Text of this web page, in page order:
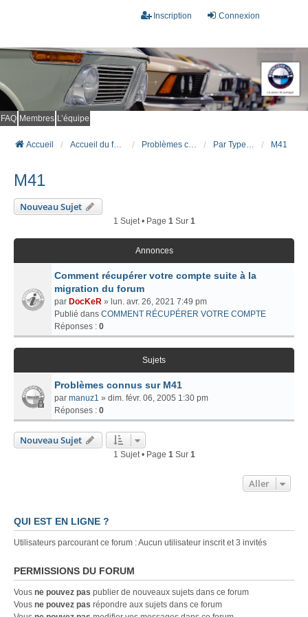
Connexion
Inscription
FAQ Membres L’équipe
Accueil Accueil du forum Problèmes connus et résolus (FAQ) Par Type Moteur (DIESEL) M41
M41
Nouveau Sujet
1 Sujet • Page 1Sur 1
Annonces
Comment récupérer votre compte suite à la
migration du forum
par DocKeR » lun. avr. 26, 2021 7:49 pm
Publié dans COMMENT RÉCUPÉRER VOTRE COMPTE
Réponses : 0
Sujets
Problèmes connus sur M41
par manuz1 » dim. févr. 06, 2005 1:30 pm
Réponses : 0
Nouveau Sujet
1 Sujet • Page 1Sur 1
Aller
QUI EST EN LIGNE ?
Utilisateurs parcourant ce forum : Aucun utilisateur inscrit et 3 invités
PERMISSIONS DU FORUM
Vous ne pouvez pas publier de nouveaux sujets dans ce forum
Vous ne pouvez pas répondre aux sujets dans ce forum